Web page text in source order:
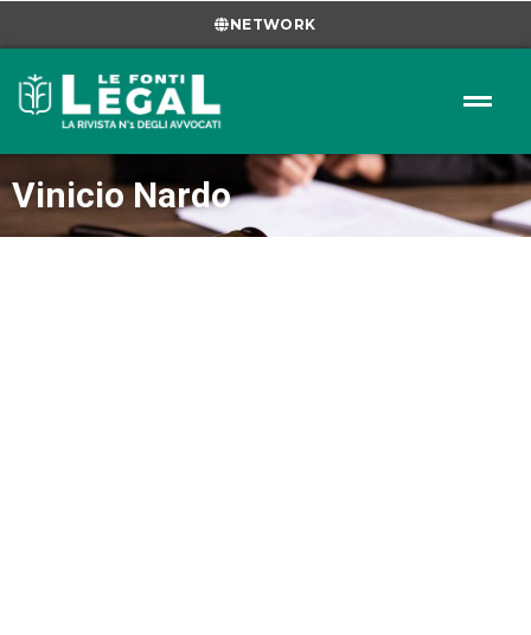
NETWORK
Vinicio Nardo